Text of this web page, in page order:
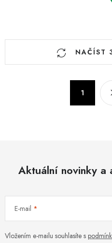
O
y
ý
p
NAČÍST
1
Aktuální novinky a
E-mail
Vložením e-mailu souhlasíte s